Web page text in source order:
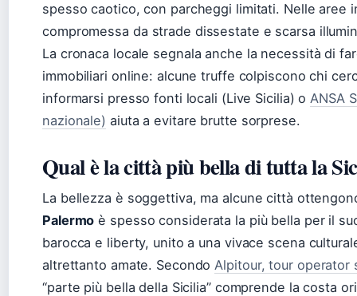
spesso caotico, con parcheggi limitati. Nelle aree
compromessa da strade dissestate e scarsa
La cronaca locale segnala anche la necessità di
immobiliari online: alcune truffe colpiscono chi
informarsi presso fonti locali (Live Sicilia) oANSA
nazionale) aiuta a evitare brutte sorprese.
Qual è la città più bella di tutta la
La bellezza è soggettiva, ma alcune città
Palermo è spesso considerata la più bella per il
barocca e liberty, unito a una vivace scena
altrettanto amate. SecondoAlpitour, tour operator
“parte più bella della Sicilia” comprende la costa